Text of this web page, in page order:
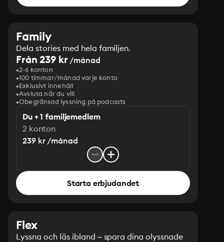
Family
Dela stories med hela familjen.
Från 239 kr/månad
2-6 konton
100 timmar/månad varje konto
Exklusivt innehåll
Avsluta när du vill
Obegränsad lyssning på podcasts
Du + 1 familjemedlem
2 konton
239 kr /månad
Starta erbjudandet
Flex
Lyssna och läs ibland – spara dina olyssnade